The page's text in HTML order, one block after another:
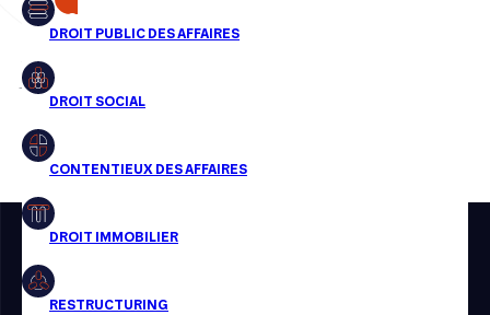
Droit public des affaires
Droit social
Droit immobilier
Restructuring
transactions, jour après
jour
Aucun résultats pour cette recherche